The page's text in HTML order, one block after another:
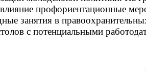
профориентационные
занятия в
с потенциальными